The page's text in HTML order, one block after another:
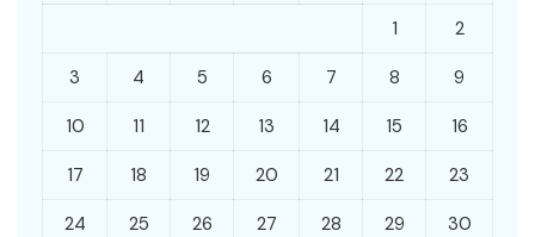
1 2
3 4 5 6 7 8 9
10 11 12 13 14 15 16
17 18 19 20 21 22 23
24 25 26 27 28 29 30